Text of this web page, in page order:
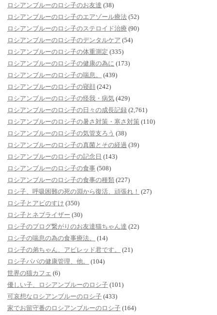
ロシアンブルーのロシ子のお友達 (38)
ロシアンブルーのロシ子のエアゾール療法 (52)
ロシアンブルーのロシ子のステロイド治療 (90)
ロシアンブルーのロシ子のデンタルケア (54)
ロシアンブルーのロシ子の体重測定 (335)
ロシアンブルーのロシ子の健康の為に (173)
ロシアンブルーのロシ子の喘息。
(439)
ロシアンブルーのロシ子の寝顔 (242)
ロシアンブルーのロシ子の怪我・病気 (429)
ロシアンブルーのロシ子の日々の成長記録 (2,761)
ロシアンブルーのロシ子の暑さ対策・寒さ対策 (110)
ロシアンブルーのロシ子の気管支ろう (38)
ロシアンブルーのロシ子の真菌とその経過 (39)
ロシアンブルーのロシ子の記念日 (143)
ロシアンブルーのロシ子の食事 (508)
ロシアンブルーのロシ子の食事の種類 (227)
ロシ子、呼吸困難の死の淵から復活、頑張れ！ (27)
ロシ子とアビのすけ (350)
ロシ子とネブライザー (30)
ロシ子のブログ繋がりのお友達猫ちゃん達 (22)
ロシ子の喘息の為の食事療法。
(14)
ロシ子の弟ちゃん、アビレッド君です。
(21)
ロシ子パパの健康管理、他。
(104)
世界の猫カフェ (6)
優しい子、ロシアンブルーのロシ子 (101)
可哀想なロシアンブルーのロシ子 (433)
家でお留守番のロシアンブルーのロシ子 (164)